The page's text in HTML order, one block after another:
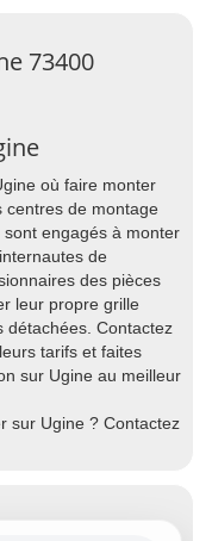
73400
où faire monter
centres de montage
engagés à monter
de
des pièces
leur propre grille
détachées. Contactez
tarifs et faites
sur Ugine au meilleur
sur Ugine ? Contactez